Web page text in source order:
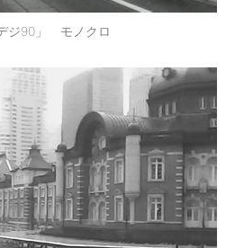
ジ90」 モノクロ